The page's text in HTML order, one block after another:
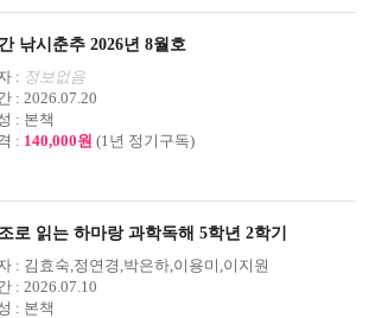
낚시춘추 2026년 8월호
: 정보없음
: 2026.07.20
: 본책
: 140,000원 (1년 정기구독)
로 읽는 하마랑 과학독해 5학년 2학기
: 김효숙,정연경,박은하,이용미,이지원
: 2026.07.10
: 본책